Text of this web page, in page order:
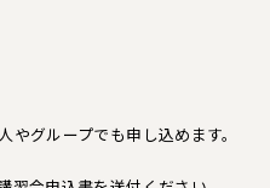
グループでも申し込めます。